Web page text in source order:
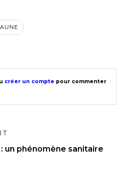
créer un compte pour commenter
un phénomène sanitaire